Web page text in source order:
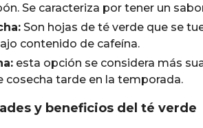
Se caracteriza por tener un
Son hojas de té verde que se
contenido de cafeína.
esta opción se considera más
cosecha tarde en la temporada.
y beneficios del té verde